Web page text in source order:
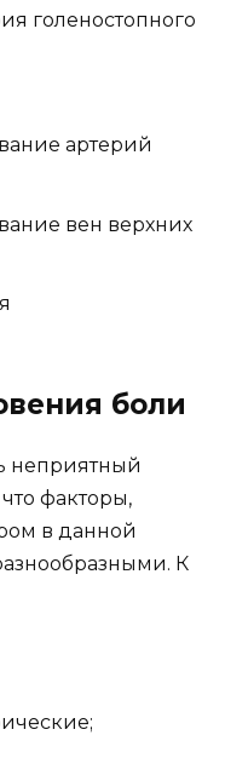
голеностопного
артерий
вен верхних
боли
неприятный
факторы,
в данной
К